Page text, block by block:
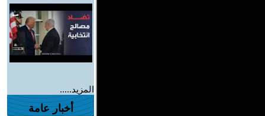
المزيد.....
أخبار عامة